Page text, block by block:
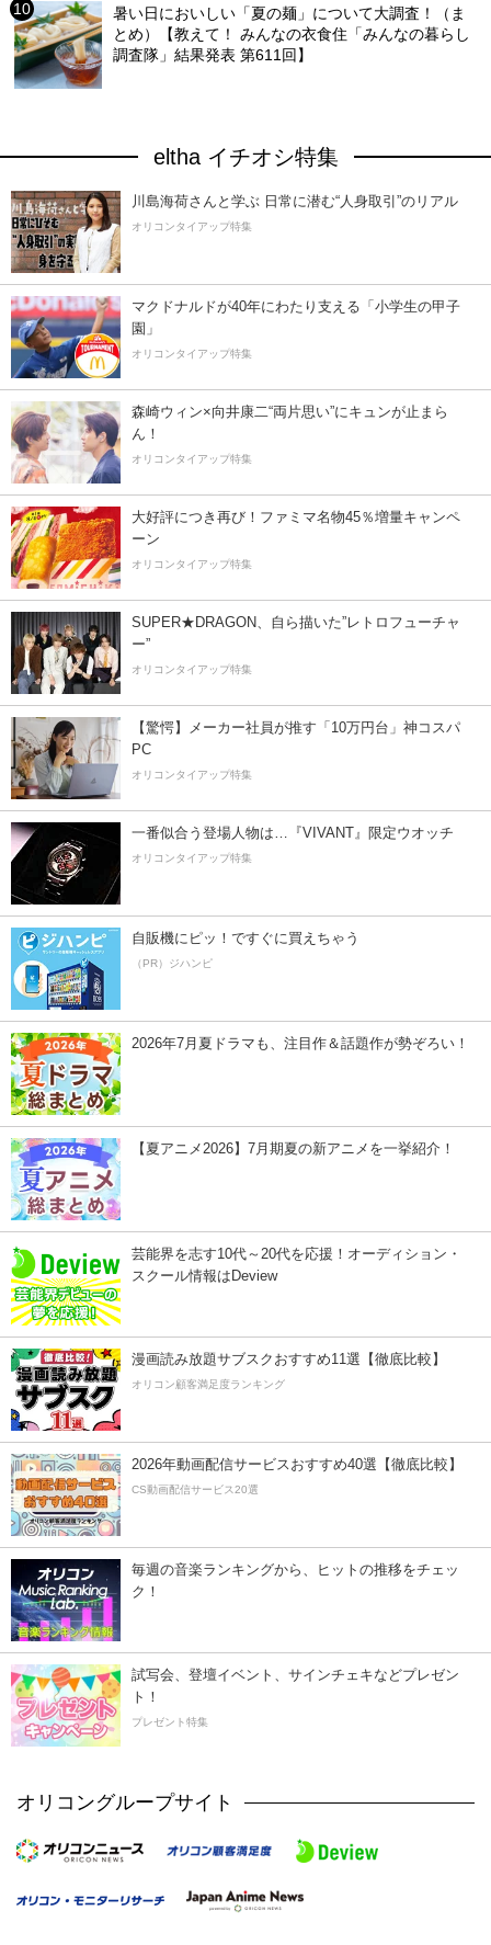
暑い日においしい「夏の麺」について大調査！（ま
とめ）【教えて！ みんなの衣食住「みんなの暮らし
調査隊」結果発表 第611回】
eltha イチオシ特集
川島海荷さんと学ぶ 日常に潜む“人身取引”のリアル
オリコンタイアップ特集
マクドナルドが40年にわたり支える「小学生の甲子
園」
オリコンタイアップ特集
森崎ウィン×向井康二“両片思い”にキュンが止まら
ん！
オリコンタイアップ特集
大好評につき再び！ファミマ名物45％増量キャンペ
ーン
オリコンタイアップ特集
SUPER★DRAGON、自ら描いた”レトロフューチャ
ー”
オリコンタイアップ特集
【驚愕】メーカー社員が推す「10万円台」神コスパ
PC
オリコンタイアップ特集
一番似合う登場人物は…『VIVANT』限定ウオッチ
オリコンタイアップ特集
自販機にピッ！ですぐに買えちゃう
（PR）ジハンピ
2026年7月夏ドラマも、注目作＆話題作が勢ぞろい！
【夏アニメ2026】7月期夏の新アニメを一挙紹介！
芸能界を志す10代～20代を応援！オーディション・
スクール情報はDeview
漫画読み放題サブスクおすすめ11選【徹底比較】
オリコン顧客満足度ランキング
2026年動画配信サービスおすすめ40選【徹底比較】
CS動画配信サービス20選
毎週の音楽ランキングから、ヒットの推移をチェッ
ク！
試写会、登壇イベント、サインチェキなどプレゼン
ト！
プレゼント特集
オリコングループサイト